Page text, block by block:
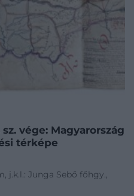
vége: Magyarország
térképe
j.k.l.: Junga Sebő főhgy.,